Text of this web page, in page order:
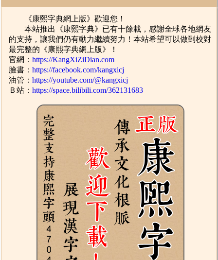
《康熙字典網上版》歡迎您！
本站推出《康熙字典》已有十餘載，感謝全球各地網友
的支持，讓我們仍有動力繼續努力！本站希望可以做到校對
最完整的《康熙字典網上版》！
官網：https://KangXiZiDian.com
臉書：https://facebook.com/kangxicj
油管：https://youtube.com/@kangxicj
Ｂ站：https://space.bilibili.com/362131683